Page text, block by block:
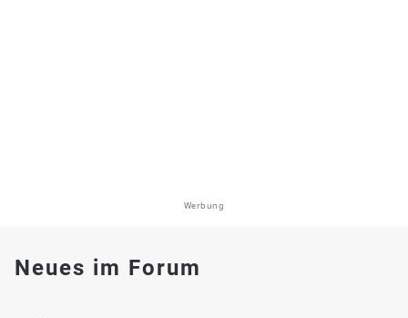
Werbung
Neues im Forum